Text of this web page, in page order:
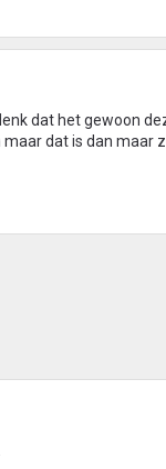
dat het gewoon
dat is dan maar